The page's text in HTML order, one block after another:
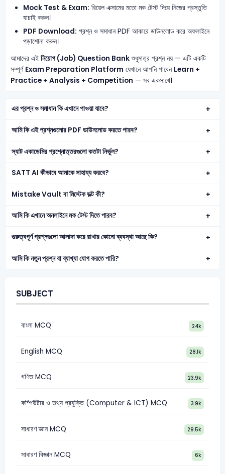
Mock Test & Exam: রিয়েল এক্সামের মতো মক টেস্ট দিয়ে নিজের প্রস্তুতি
যাচাই করুন।
PDF Download: প্রশ্ন ও সমাধান PDF আকারে ডাউনলোড করে অফলাইনে
পড়াশোনা করুন।
আমাদের এই নিয়োগ (Job) Question Bankশুধুমাত্র প্রশ্ন নয় — এটি একটি
সম্পূর্ণ Exam Preparation Platform যেখানে আপনি পাবেন Learn +
Practice + Analysis + Competition — সব একসাথে।
এর প্রশ্ন ও সমাধান কি এখানে পাওয়া যাবে?
আমি কি এই প্রশ্নগুলোর PDF ডাউনলোড করতে পারব?
স্যাট একাডেমির প্রশ্নোত্তরগুলো কতটা নির্ভুল?
SATT AI কীভাবে আমাকে সাহায্য করবে?
Mistake Vault বা মিস্টেক ভল্ট কী?
আমি কি এখানে অনলাইনে মক টেস্ট দিতে পারব?
গুরুত্বপূর্ণ প্রশ্নগুলো আলাদা করে রাখার কোনো ব্যবস্থা আছে কি?
আমি কি নতুন প্রশ্ন বা ব্যাখ্যা যোগ করতে পারি?
SUBJECT
বাংলা MCQ 24k
English MCQ 28.1k
গণিত MCQ 23.9k
কম্পিউটার ও তথ্য প্রযুক্তি (Computer & ICT) MCQ 3.9k
সাধারণ জ্ঞান MCQ 29.5k
সাধারণ বিজ্ঞান MCQ 6k